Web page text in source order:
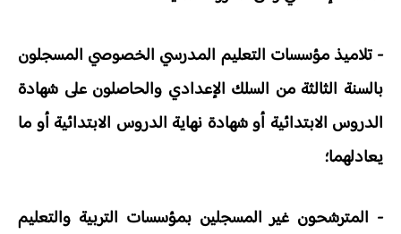
- تلاميذ مؤسسات التعليم المدرسي الخصوصي المسجلون
بالسنة الثالثة من السلك الإعدادي والحاصلون على شهادة
الدروس الابتدائية أو شهادة نهاية الدروس الابتدائية أو ما
يعادلهما؛
- المترشحون غير المسجلين بمؤسسات التربية والتعليم